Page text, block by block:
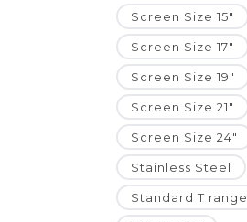
Screen Size 15"
Screen Size 17"
Screen Size 19"
Screen Size 21"
Screen Size 24"
Stainless Steel
Standard T range